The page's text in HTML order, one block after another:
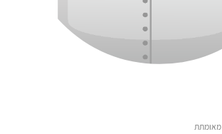
מאומתת